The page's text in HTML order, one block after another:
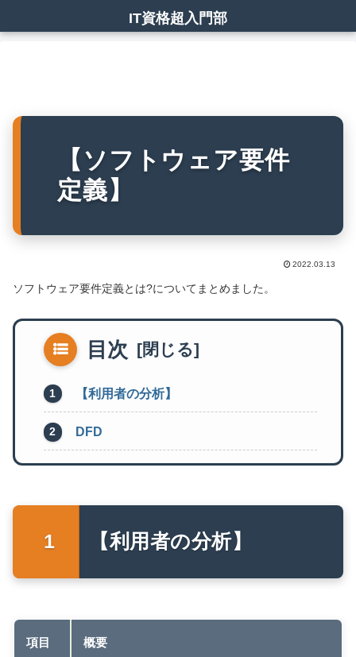
IT資格超入門部
【ソフトウェア要件
定義】
2022.03.13
ソフトウェア要件定義とは?についてまとめました。
目次
【利用者の分析】
DFD
【利用者の分析】
項目 概要